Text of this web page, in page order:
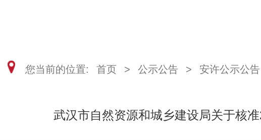
您当前的位置: 首页 > 公示公告 > 安许公示公告
武汉市自然资源和城乡建设局关于核